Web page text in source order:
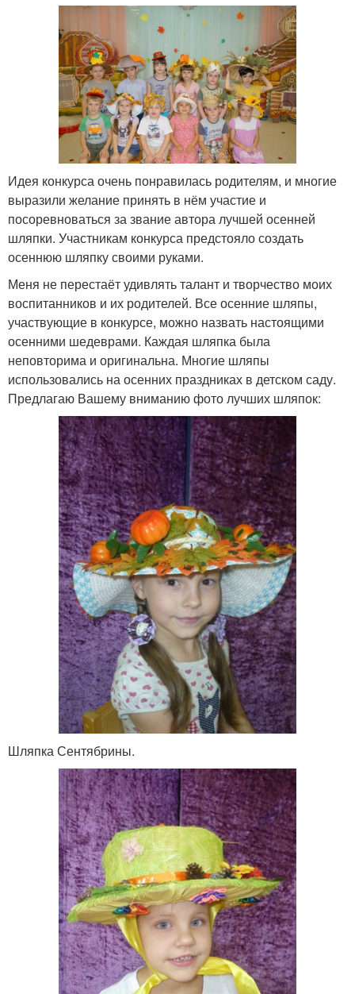
Идея конкурса очень понравилась родителям, и многие
выразили желание принять в нём участие и
посоревноваться за звание автора лучшей осенней
шляпки. Участникам конкурса предстояло создать
осеннюю шляпку своими руками.
Меня не перестаёт удивлять талант и творчество моих
воспитанников и их родителей. Все осенние шляпы,
участвующие в конкурсе, можно назвать настоящими
осенними шедеврами. Каждая шляпка была
неповторима и оригинальна. Многие шляпы
использовались на осенних праздниках в детском саду.
Предлагаю Вашему вниманию фото лучших шляпок:
Шляпка Сентябрины.